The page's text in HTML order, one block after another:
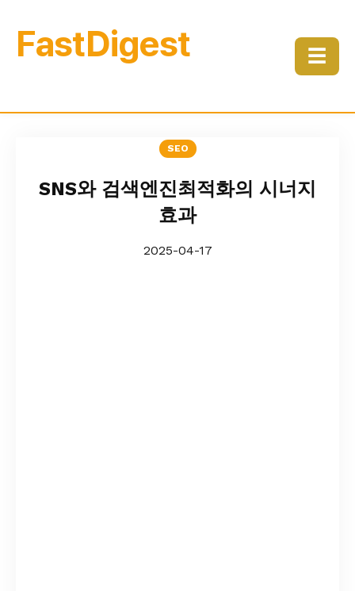
FastDigest ☰
SEO
SNS와 검색엔진최적화의 시너지
효과
2025-04-17